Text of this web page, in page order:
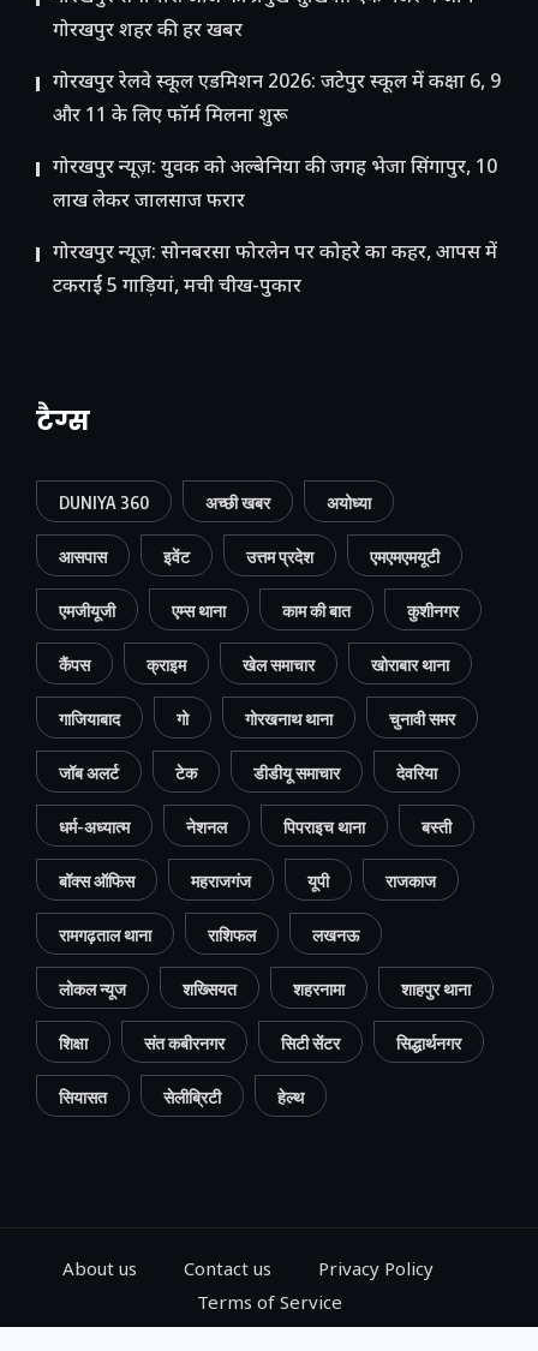
गोरखपुर शहर की हर खबर
गोरखपुर रेलवे स्कूल एडमिशन 2026: जटेपुर स्कूल में कक्षा 6, 9
और 11 के लिए फॉर्म मिलना शुरू
गोरखपुर न्यूज़: युवक को अल्बेनिया की जगह भेजा सिंगापुर, 10
लाख लेकर जालसाज फरार
गोरखपुर न्यूज़: सोनबरसा फोरलेन पर कोहरे का कहर, आपस में
टकराईं 5 गाड़ियां, मची चीख-पुकार
टैग्स
DUNIYA 360 अच्छी खबर अयोध्या
आसपास इवेंट उत्तम प्रदेश एमएमएमयूटी
एमजीयूजी एम्स थाना काम की बात कुशीनगर
कैंपस क्राइम खेल समाचार खोराबार थाना
गाजियाबाद गो गोरखनाथ थाना चुनावी समर
जॉब अलर्ट टेक डीडीयू समाचार देवरिया
धर्म-अध्यात्म नेशनल पिपराइच थाना बस्ती
बॉक्स ऑफिस महराजगंज यूपी राजकाज
रामगढ़ताल थाना राशिफल लखनऊ
लोकल न्यूज शख्सियत शहरनामा शाहपुर थाना
शिक्षा संत कबीरनगर सिटी सेंटर सिद्धार्थनगर
सियासत सेलीब्रिटी हेल्थ
About us Contact us
Privacy Policy
Terms of Service